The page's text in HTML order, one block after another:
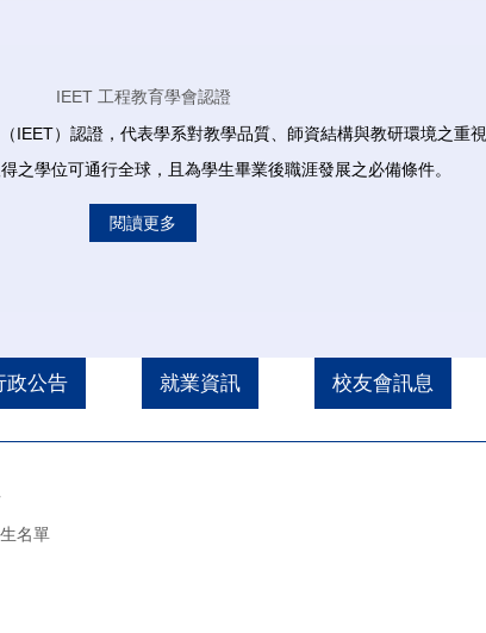
IEET 工程教育學會認證
IEET）認證，代表學系對教學品質、師資結構與教研環境之重視
之學位可通行全球，且為學生畢業後職涯發展之必備條件。
閱讀更多
政公告 就業資訊 校友會訊息
名單